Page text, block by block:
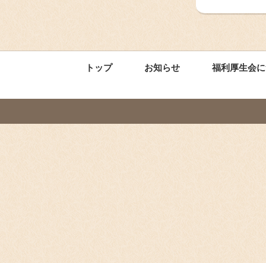
トップ お知らせ 福利厚生会